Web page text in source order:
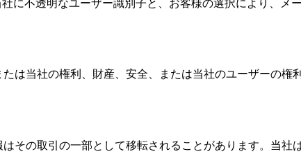
に不透明なユーザー識別子と、お客様の選択により、
は当社の権利、財産、安全、または当社のユーザーの権
その取引の一部として移転されることがあります。当社